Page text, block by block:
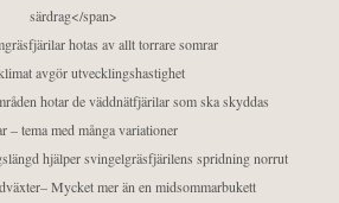
särdrag</span>
hotas av allt torrare somrar
avgör utvecklingshastighet
hotar de väddnätfjärilar som ska skyddas
– tema med många variationer
hjälper svingelgräsfjärilens spridning norrut
Mycket mer än en midsommarbukett